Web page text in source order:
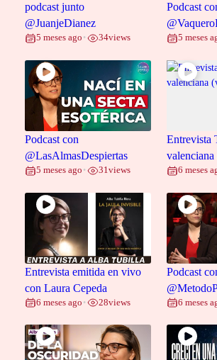
podcast junto
@JuanjeDianez
5 meses ago • 34views
Podcast
5 meses
Podcast con
@LasAlmasDespiertas
5 meses ago • 31views
Entrevista
6 meses
Entrevista emitida en vivo
con Laura Cepeda
6 meses ago • 28views
Podcast
6 meses